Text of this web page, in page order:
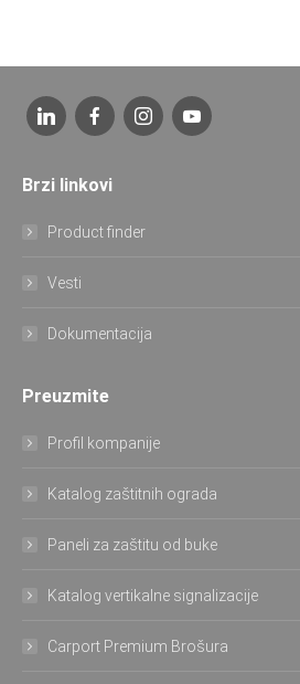
Brzi linkovi
Product finder
Vesti
Dokumentacija
Preuzmite
Profil kompanije
Katalog zaštitnih ograda
Paneli za zaštitu od buke
Katalog vertikalne signalizacije
Carport Premium Brošura